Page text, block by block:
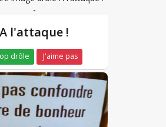
-
A l'attaque !
drôle J'aime pas